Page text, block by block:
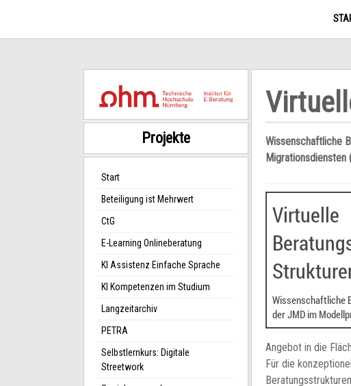
Wissenschaftliche
Angebot in die
Für die
Projekte
Start
Beteiligung ist Mehrwert
CtG
E-Learning Onlineberatung
KI Assistenz Einfache Sprache
KI Kompetenzen im Studium
Langzeitarchiv
PETRA
Selbstlernkurs: Digitale
Streetwork